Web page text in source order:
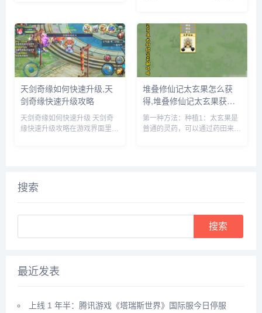
间进行了多次深入讨论。在交流
过程中，何小鹏对小米YU7的...
狂欢嘉年华，更集结了旗下产品
为全球玩家带来了庆生版本更新
及包含616...
天剑奇缘如何快速升级,天
剑奇缘快速升级攻略
天剑奇缘如何快速升级 天剑奇
缘快速升级攻略在游戏界面里，
悬赏任务，完成这些任务后，就
可以...
堆叠修仙记太玄果怎么获
得,堆叠修仙记太玄果获得
方法
第一种方法：种植1：太玄果是
普通的灵药，可以通过药田来种
搜索
最近发表
上线 1 年半：腾讯游戏《塔瑞斯世界》国际服今日停服